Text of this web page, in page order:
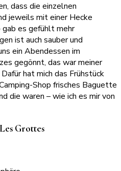
dass die einzelnen
jeweils mit einer Hecke
es gefühlt mehr
ist auch sauber und
ein Abendessen im
gegönnt, das war meiner
hat mich das Frühstück
Shop frisches Baguette
die waren – wie ich es mir von
Grottes